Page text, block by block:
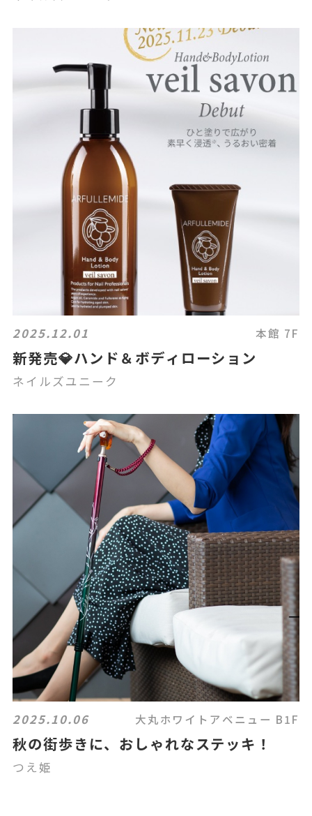
2025.12.01 本館 7F
新発売💎ハンド＆ボディローション
ネイルズユニーク
2025.10.06 大丸ホワイトアベニュー B1F
秋の街歩きに、おしゃれなステッキ！
つえ姫